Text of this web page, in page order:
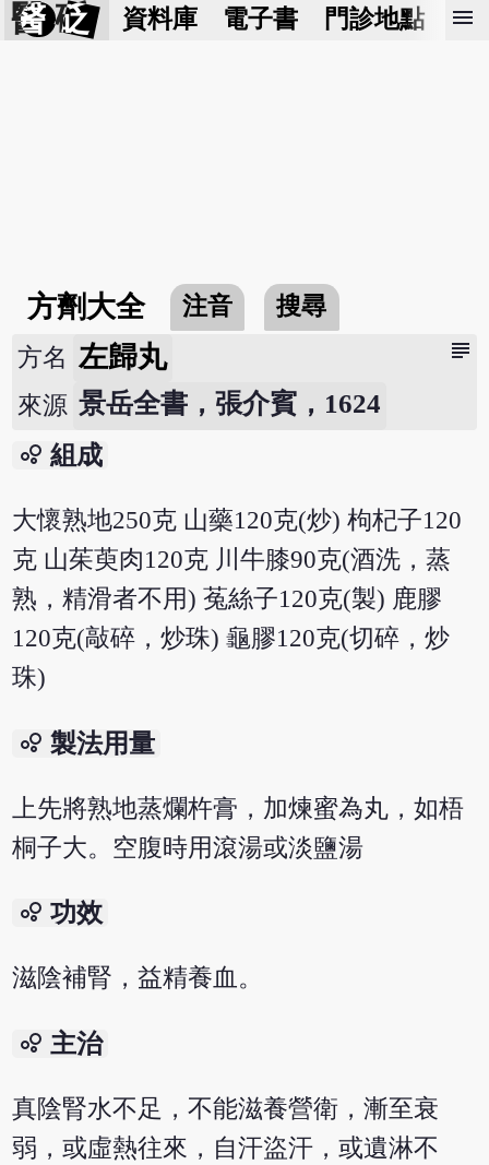
醫 砭 資料庫 電子書 門診地點 預
menu
方劑大全 注音 搜尋
subject
方名 左歸丸
來源 景岳全書，張介賓，1624
bubble_chart 組成
大懷熟地250克 山藥120克(炒) 枸杞子120
克 山茱萸肉120克 川牛膝90克(酒洗，蒸
熟，精滑者不用) 菟絲子120克(製) 鹿膠
120克(敲碎，炒珠) 龜膠120克(切碎，炒
珠)
bubble_chart 製法用量
上先將熟地蒸爛杵膏，加煉蜜為丸，如梧
桐子大。空腹時用滾湯或淡鹽湯
bubble_chart 功效
滋陰補腎，益精養血。
bubble_chart 主治
真陰腎水不足，不能滋養營衛，漸至衰
弱，或虛熱往來，自汗盜汗，或遺淋不